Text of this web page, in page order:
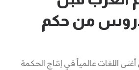
دروس من حكم
أغنى اللغات عالمياً في إنتاج الحكمة